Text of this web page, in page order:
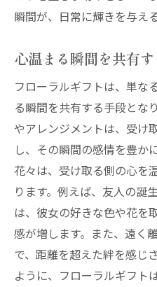
瞬間が、日常に輝きを与え
心温まる瞬間を共有
フローラルギフトは、単な
る瞬間を共有する手段とな
やアレンジメントは、受け
し、その瞬間の感情を豊か
花々は、受け取る側の心を
ります。例えば、友人の誕
は、彼女の好きな色や花を
感が増します。また、遠く
で、距離を超えた絆を感じ
ように、フローラルギフト